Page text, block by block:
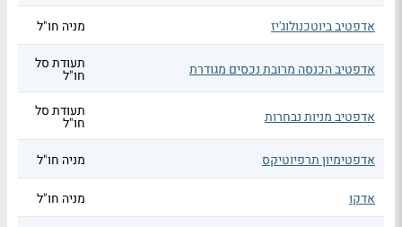
אדפטיב ביוטכנולוג'יז
מניה חו"ל
אדפטיב הכנסה מרובת נכסים מגודרת תעודת סל
חו"ל
אדפטיב מניות נבחרות תעודת סל
חו"ל
אדפטימיון תרפיוטיקס
מניה חו"ל
אדקו מניה חו"ל